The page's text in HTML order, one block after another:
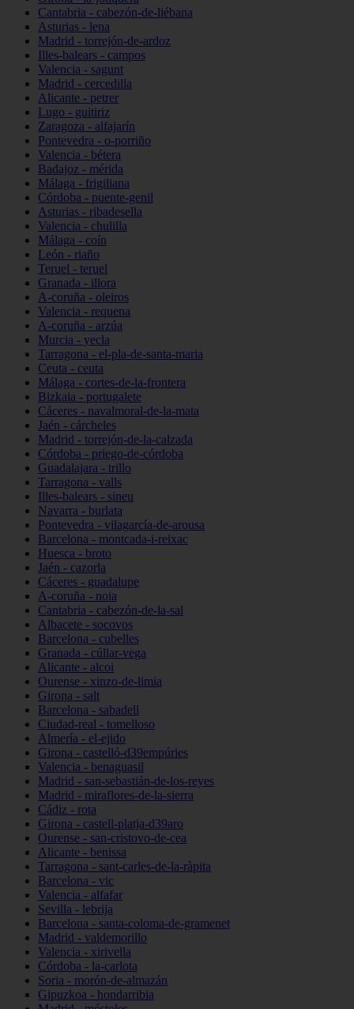
Cantabria - cabezón-de-liébana
Asturias - lena
Madrid - torrejón-de-ardoz
Illes-balears - campos
Valencia - sagunt
Madrid - cercedilla
Alicante - petrer
Lugo - guitiriz
Zaragoza - alfajarín
Pontevedra - o-porriño
Valencia - bétera
Badajoz - mérida
Málaga - frigiliana
Córdoba - puente-genil
Asturias - ribadesella
Valencia - chulilla
Málaga - coín
León - riaño
Teruel - teruel
Granada - illora
A-coruña - oleiros
Valencia - requena
A-coruña - arzúa
Murcia - yecla
Tarragona - el-pla-de-santa-maria
Ceuta - ceuta
Málaga - cortes-de-la-frontera
Bizkaia - portugalete
Cáceres - navalmoral-de-la-mata
Jaén - cárcheles
Madrid - torrejón-de-la-calzada
Córdoba - priego-de-córdoba
Guadalajara - trillo
Tarragona - valls
Illes-balears - sineu
Navarra - burlata
Pontevedra - vilagarcía-de-arousa
Barcelona - montcada-i-reixac
Huesca - broto
Jaén - cazorla
Cáceres - guadalupe
A-coruña - noia
Cantabria - cabezón-de-la-sal
Albacete - socovos
Barcelona - cubelles
Granada - cúllar-vega
Alicante - alcoi
Ourense - xinzo-de-limia
Girona - salt
Barcelona - sabadell
Ciudad-real - tomelloso
Almería - el-ejido
Girona - castelló-d39empúries
Valencia - benaguasil
Madrid - san-sebastián-de-los-reyes
Madrid - miraflores-de-la-sierra
Cádiz - rota
Girona - castell-platja-d39aro
Ourense - san-cristovo-de-cea
Alicante - benissa
Tarragona - sant-carles-de-la-ràpita
Barcelona - vic
Valencia - alfafar
Sevilla - lebrija
Barcelona - santa-coloma-de-gramenet
Madrid - valdemorillo
Valencia - xirivella
Córdoba - la-carlota
Soria - morón-de-almazán
Gipuzkoa - hondarribia